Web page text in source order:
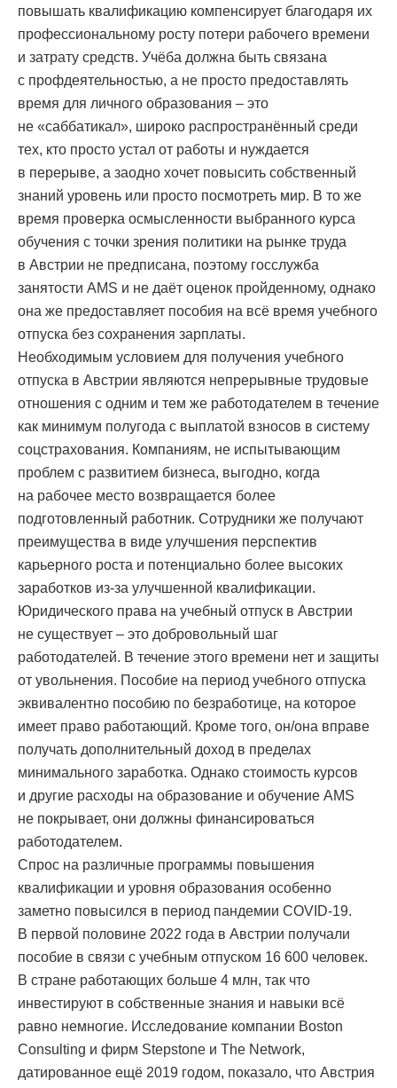
повышать квалификацию компенсирует благодаря их
профессиональному росту потери рабочего времени
и затрату средств. Учёба должна быть связана
с профдеятельностью, а не просто предоставлять
время для личного образования – это
не «саббатикал», широко распространённый среди
тех, кто просто устал от работы и нуждается
в перерыве, а заодно хочет повысить собственный
знаний уровень или просто посмотреть мир. В то же
время проверка осмысленности выбранного курса
обучения с точки зрения политики на рынке труда
в Австрии не предписана, поэтому госслужба
занятости AMS и не даёт оценок пройденному, однако
она же предоставляет пособия на всё время учебного
отпуска без сохранения зарплаты.
Необходимым условием для получения учебного
отпуска в Австрии являются непрерывные трудовые
отношения с одним и тем же работодателем в течение
как минимум полугода с выплатой взносов в систему
соцстрахования. Компаниям, не испытывающим
проблем с развитием бизнеса, выгодно, когда
на рабочее место возвращается более
подготовленный работник. Сотрудники же получают
преимущества в виде улучшения перспектив
карьерного роста и потенциально более высоких
заработков из-за улучшенной квалификации.
Юридического права на учебный отпуск в Австрии
не существует – это добровольный шаг
работодателей. В течение этого времени нет и защиты
от увольнения. Пособие на период учебного отпуска
эквивалентно пособию по безработице, на которое
имеет право работающий. Кроме того, он/она вправе
получать дополнительный доход в пределах
минимального заработка. Однако стоимость курсов
и другие расходы на образование и обучение AMS
не покрывает, они должны финансироваться
работодателем.
Спрос на различные программы повышения
квалификации и уровня образования особенно
заметно повысился в период пандемии COVID-19.
В первой половине 2022 года в Австрии получали
пособие в связи с учебным отпуском 16 600 человек.
В стране работающих больше 4 млн, так что
инвестируют в собственные знания и навыки всё
равно немногие. Исследование компании Boston
Consulting и фирм Stepstone и The Network,
датированное ещё 2019 годом, показало, что Австрия